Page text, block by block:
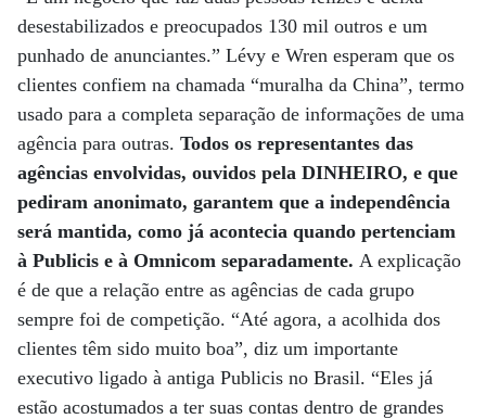
desestabilizados e preocupados 130 mil outros e um
punhado de anunciantes.” Lévy e Wren esperam que os
clientes confiem na chamada “muralha da China”, termo
usado para a completa separação de informações de uma
agência para outras. Todos os representantes das
agências envolvidas, ouvidos pela DINHEIRO, e que
pediram anonimato, garantem que a independência
será mantida, como já acontecia quando pertenciam
à Publicis e à Omnicom separadamente. A explicação
é de que a relação entre as agências de cada grupo
sempre foi de competição. “Até agora, a acolhida dos
clientes têm sido muito boa”, diz um importante
executivo ligado à antiga Publicis no Brasil. “Eles já
estão acostumados a ter suas contas dentro de grandes